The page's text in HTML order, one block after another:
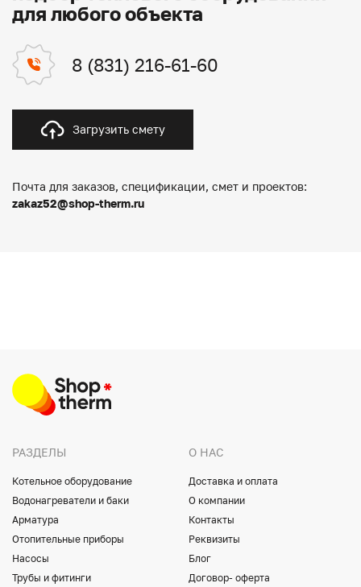
для любого объекта
8 (831) 216-61-60
Загрузить смету
Почта для заказов, спецификации, смет и проектов:
zakaz52@shop-therm.ru
РАЗДЕЛЫ
Котельное оборудование
Водонагреватели и баки
Арматура
Отопительные приборы
Насосы
Трубы и фитинги
О НАС
Доставка и оплата
О компании
Контакты
Реквизиты
Блог
Договор- оферта